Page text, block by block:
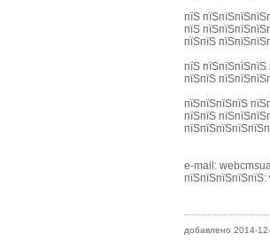
пїЅ
пїЅ
пїЅпїЅ
пїЅ
пїЅпїЅ
пїЅпїЅпїЅпїЅ
пїЅпїЅ
e-mail:
добавлено 2014-